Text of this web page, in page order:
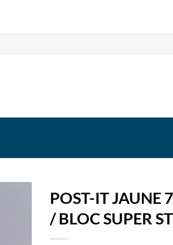
POST-IT JAUNE
/ BLOC SUPER